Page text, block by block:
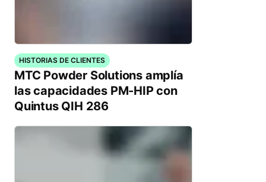
HISTORIAS DE CLIENTES
MTC Powder Solutions amplía
las capacidades PM-HIP con
Quintus QIH 286